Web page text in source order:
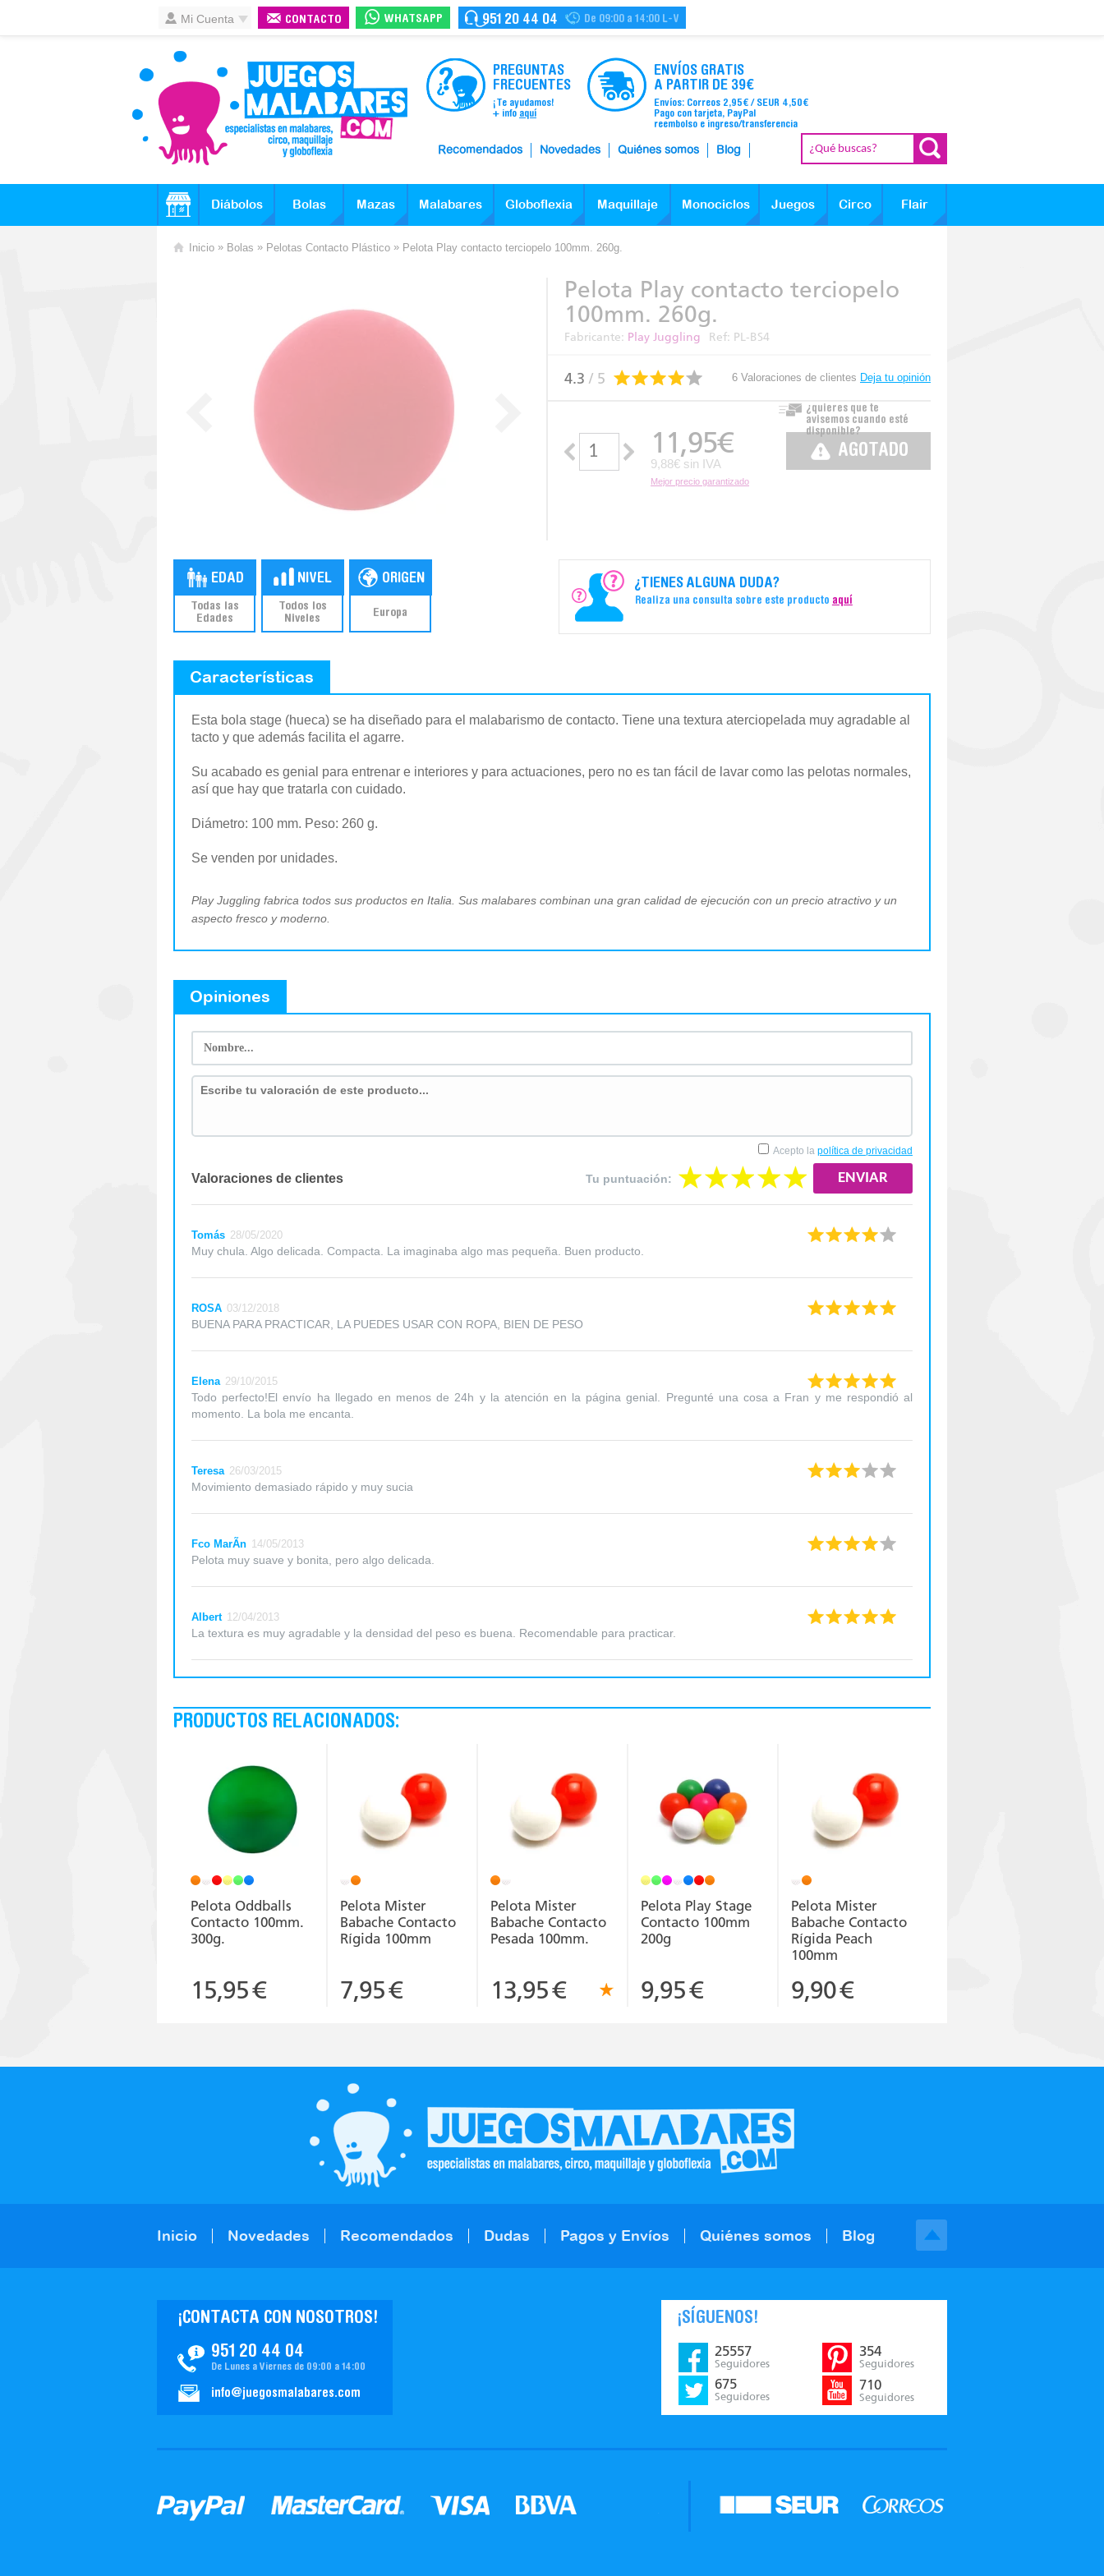
Mi Cuenta CONTACTO WHATSAPP 951 20 44 04 De 09:00 a 14:00 L-V
PREGUNTAS
FRECUENTES
¡Te ayudamos!
+ info aquí
ENVÍOS GRATIS
A PARTIR DE 39€
Envíos: Correos 2,95€ / SEUR 4,50€
Pago con tarjeta, PayPal
reembolso e ingreso/transferencia
Recomendados Novedades Quiénes somos Blog
Diábolos Bolas Mazas Malabares Globoflexia Maquillaje Monociclos Juegos Circo Flair
Inicio » Bolas » Pelotas Contacto Plástico » Pelota Play contacto terciopelo 100mm. 260g.
Pelota Play contacto terciopelo
100mm. 260g.
Fabricante: Play Juggling Ref: PL-BS4
4.3 / 5 6 Valoraciones de clientes Deja tu opinión
11,95€
9,88€ sin IVA
Mejor precio garantizado
AGOTADO
¿quieres que te
avisemos cuando esté
disponible?
Todas las
Edades
Todos los
Niveles
Europa
¿TIENES ALGUNA DUDA?
Realiza una consulta sobre este producto aquí
Características
Esta bola stage (hueca) se ha diseñado para el malabarismo de contacto. Tiene una textura aterciopelada muy agradable al
tacto y que además facilita el agarre.
Su acabado es genial para entrenar e interiores y para actuaciones, pero no es tan fácil de lavar como las pelotas normales,
así que hay que tratarla con cuidado.
Diámetro: 100 mm. Peso: 260 g.
Se venden por unidades.
Play Juggling fabrica todos sus productos en Italia. Sus malabares combinan una gran calidad de ejecución con un precio atractivo y un
aspecto fresco y moderno.
Opiniones
Valoraciones de clientes Tu puntuación:
Acepto la política de privacidad
Tomás 28/05/2020
Muy chula. Algo delicada. Compacta. La imaginaba algo mas pequeña. Buen producto.
ROSA 03/12/2018
BUENA PARA PRACTICAR, LA PUEDES USAR CON ROPA, BIEN DE PESO
Elena 29/10/2015
Todo perfecto!El envío ha llegado en menos de 24h y la atención en la página genial. Pregunté una cosa a Fran y me respondió al
momento. La bola me encanta.
Teresa 26/03/2015
Movimiento demasiado rápido y muy sucia
Fco MarÃ­n 14/05/2013
Pelota muy suave y bonita, pero algo delicada.
Albert 12/04/2013
La textura es muy agradable y la densidad del peso es buena. Recomendable para practicar.
PRODUCTOS RELACIONADOS:
Pelota Oddballs
Contacto 100mm.
300g.
15,95€
Pelota Mister
Babache Contacto
Rígida 100mm
7,95€
Pelota Mister
Babache Contacto
Pesada 100mm.
13,95€
Pelota Play Stage
Contacto 100mm
200g
9,95€
Pelota Mister
Babache Contacto
Rígida Peach
100mm
9,90€
Inicio Novedades Recomendados Dudas Pagos y Envíos Quiénes somos Blog
951 20 44 04
¡CONTACTA CON NOSOTROS!
De Lunes a Viernes de 09:00 a 14:00
info@juegosmalabares.com
¡SÍGUENOS!
25557
Seguidores
675
Seguidores
354
Seguidores
710
Seguidores